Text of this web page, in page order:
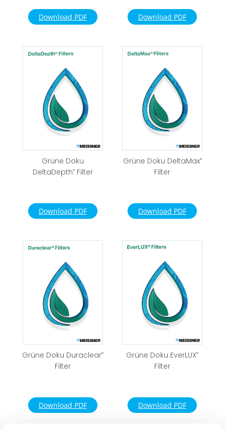
Download PDF Download PDF
Grüne Doku
DeltaDepth® Filter
Download PDF
Grüne Doku DeltaMax®
Filter
Download PDF
Grüne Doku Duraclear®
Filter
Download PDF
Grüne Doku EverLUX®
Filter
Download PDF